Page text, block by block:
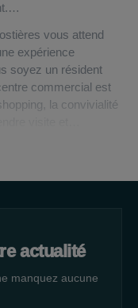
vous attend
expérience
soyez un résident
commercial est
la convivialité
est la référence
actualité
manquez aucune